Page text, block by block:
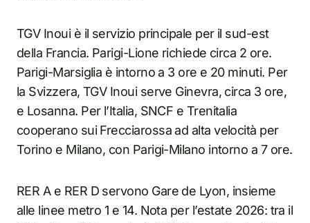
TGV Inoui è il servizio principale per il sud-est
della Francia. Parigi-Lione richiede circa 2 ore.
Parigi-Marsiglia è intorno a 3 ore e 20 minuti. Per
la Svizzera, TGV Inoui serve Ginevra, circa 3 ore,
e Losanna. Per l’Italia, SNCF e Trenitalia
cooperano sui Frecciarossa ad alta velocità per
Torino e Milano, con Parigi-Milano intorno a 7 ore.
RER A e RER D servono Gare de Lyon, insieme
alle linee metro 1 e 14. Nota per l’estate 2026: tra il